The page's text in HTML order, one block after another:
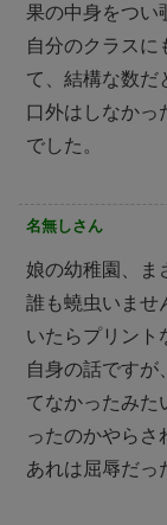
果の中身をつい
自分のクラスに
て、結構な数だ
口外はしなかっ
でした。
名無しさん
娘の幼稚園、ま
誰も蟯虫いませ
いたらプリン
自身の話ですが
てなかったみた
ったのかやらさ
あれは屈辱だっ